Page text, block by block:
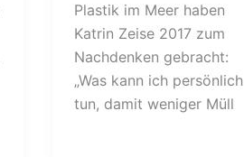
Plastik im Meer haben
Katrin Zeise 2017 zum
Nachdenken gebracht:
„Was kann ich persönlich
tun, damit weniger Müll